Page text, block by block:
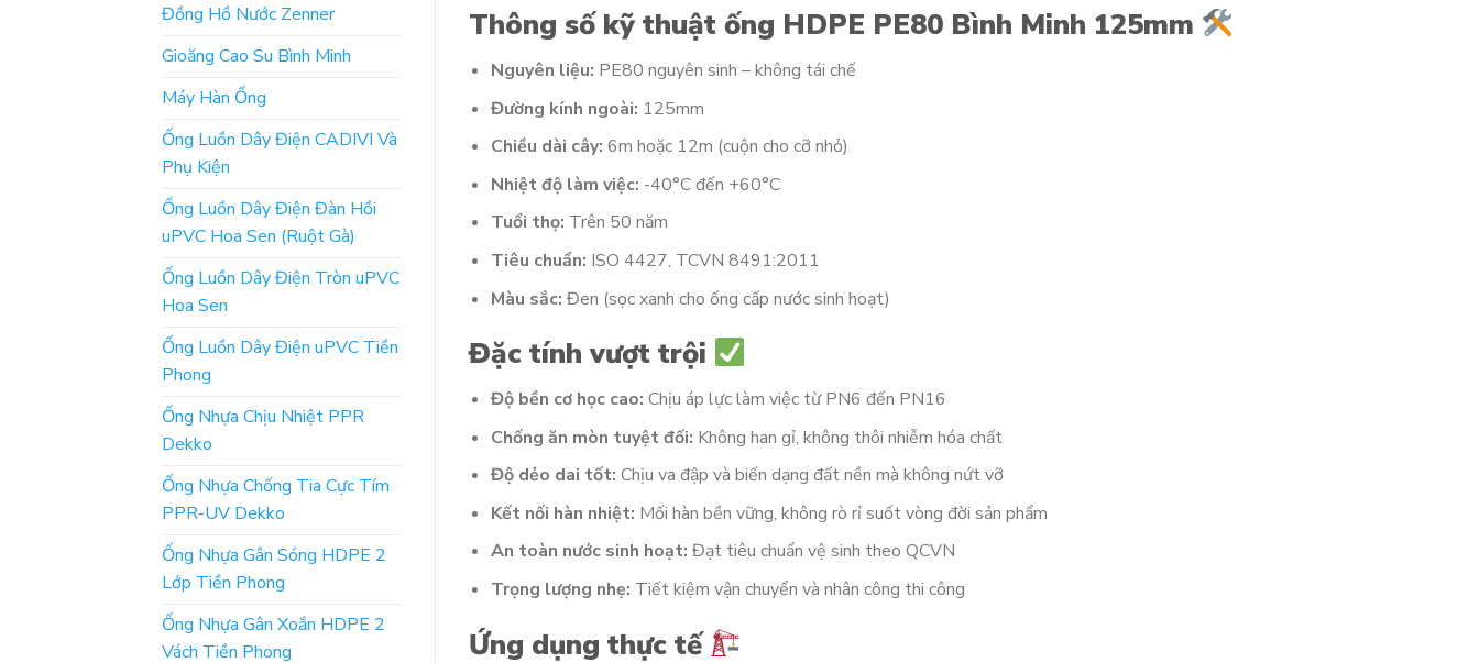
Đồng Hồ Nước Zenner
Gioăng Cao Su Bình Minh
Máy Hàn Ống
Ống Luồn Dây Điện CADIVI Và
Phụ Kiện
Ống Luồn Dây Điện Đàn Hồi
uPVC Hoa Sen (Ruột Gà)
Ống Luồn Dây Điện Tròn uPVC
Hoa Sen
Ống Luồn Dây Điện uPVC Tiền
Phong
Ống Nhựa Chịu Nhiệt PPR
Dekko
Ống Nhựa Chống Tia Cực Tím
PPR-UV Dekko
Ống Nhựa Gân Sóng HDPE 2
Lớp Tiền Phong
Ống Nhựa Gân Xoắn HDPE 2
Vách Tiền Phong
Thông số kỹ thuật ống HDPE PE80 Bình Minh 125mm
Nguyên liệu: PE80 nguyên sinh – không tái chế
Đường kính ngoài: 125mm
Chiều dài cây: 6m hoặc 12m (cuộn cho cỡ nhỏ)
Nhiệt độ làm việc: -40°C đến +60°C
Tuổi thọ: Trên 50 năm
Tiêu chuẩn: ISO 4427, TCVN 8491:2011
Màu sắc: Đen (sọc xanh cho ống cấp nước sinh hoạt)
Đặc tính vượt trội
Độ bền cơ học cao: Chịu áp lực làm việc từ PN6 đến PN16
Chống ăn mòn tuyệt đối: Không han gỉ, không thôi nhiễm hóa chất
Độ dẻo dai tốt: Chịu va đập và biến dạng đất nền mà không nứt vỡ
Kết nối hàn nhiệt: Mối hàn bền vững, không rò rỉ suốt vòng đời sản phẩm
An toàn nước sinh hoạt: Đạt tiêu chuẩn vệ sinh theo QCVN
Trọng lượng nhẹ: Tiết kiệm vận chuyển và nhân công thi công
Ứng dụng thực tế